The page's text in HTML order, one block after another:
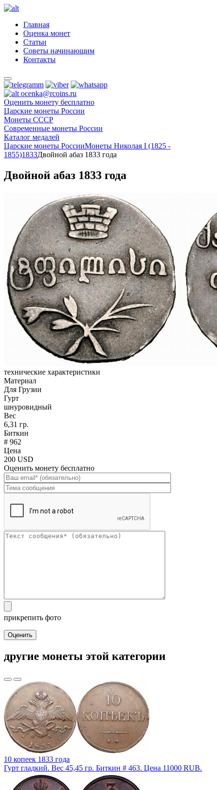
Главная
Оценка монет
Статьи
Советы начинающим
Контакты
ocenka@rcoins.ru
Оценить монету бесплатно
Царские монеты России
Монеты СССР
Современные монеты России
Каталог медалей
Царские монеты РоссииМонеты Николая I (1825 -
1855)1833Двойной абаз 1833 года
Двойной абаз 1833 года
технические характеристики
Материал
Для Грузии
Гурт
шнуровидный
Вес
6,31 гр.
Биткин
# 962
Цена
200 USD
Оценить монету бесплатно
прикрепить фото
Оценить
другие монеты этой категории
10 копеек 1833 года
Гурт гладкий. Вес 45,45 гр. Биткин # 463. Цена 11000 RUB.